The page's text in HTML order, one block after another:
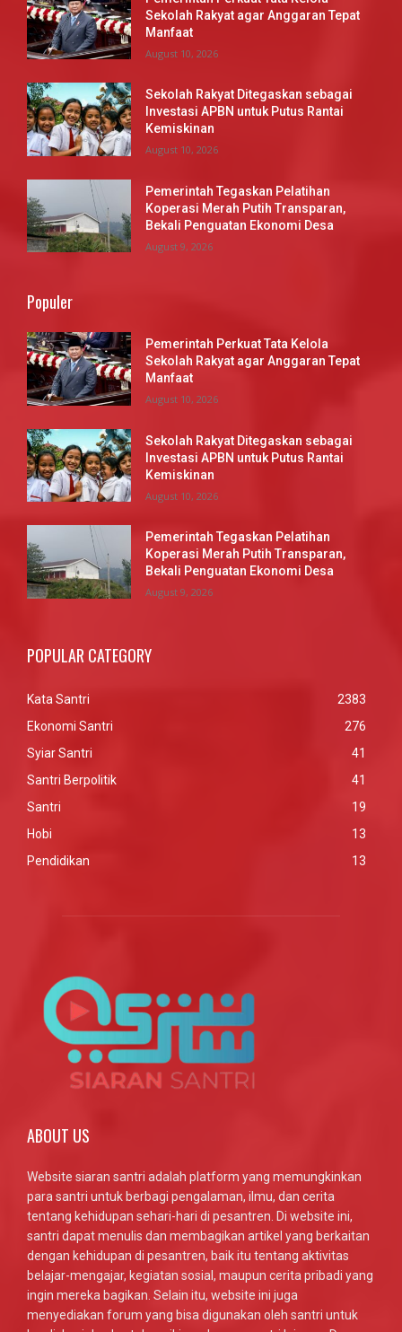
Sekolah Rakyat agar Anggaran Tepat
Manfaat
August 10, 2026
Sekolah Rakyat Ditegaskan sebagai
Investasi APBN untuk Putus Rantai
Kemiskinan
August 10, 2026
Pemerintah Tegaskan Pelatihan
Koperasi Merah Putih Transparan,
Bekali Penguatan Ekonomi Desa
August 9, 2026
Populer
Pemerintah Perkuat Tata Kelola
Sekolah Rakyat agar Anggaran Tepat
Manfaat
August 10, 2026
Sekolah Rakyat Ditegaskan sebagai
Investasi APBN untuk Putus Rantai
Kemiskinan
August 10, 2026
Pemerintah Tegaskan Pelatihan
Koperasi Merah Putih Transparan,
Bekali Penguatan Ekonomi Desa
August 9, 2026
POPULAR CATEGORY
Kata Santri
2383
Ekonomi Santri
276
Syiar Santri
41
Santri Berpolitik
41
Santri
19
Hobi
13
Pendidikan
13
ABOUT US
Website siaran santri adalah platform yang memungkinkan
para santri untuk berbagi pengalaman, ilmu, dan cerita
tentang kehidupan sehari-hari di pesantren. Di website ini,
santri dapat menulis dan membagikan artikel yang berkaitan
dengan kehidupan di pesantren, baik itu tentang aktivitas
belajar-mengajar, kegiatan sosial, maupun cerita pribadi yang
ingin mereka bagikan. Selain itu, website ini juga
menyediakan forum yang bisa digunakan oleh santri untuk